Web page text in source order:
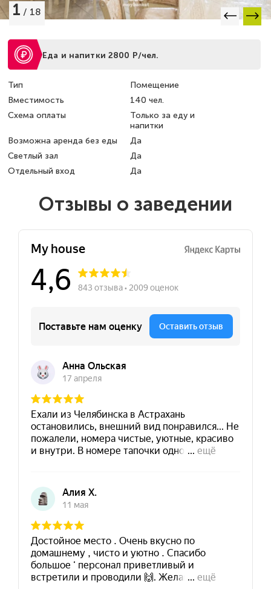
1 / 18
Еда и напитки 2800 Р/чел.
Тип
Помещение
Вместимость
140 чел.
Схема оплаты
Только за еду и
напитки
Возможна аренда без еды
Да
Светлый зал
Да
Отдельный вход
Да
Отзывы о заведении